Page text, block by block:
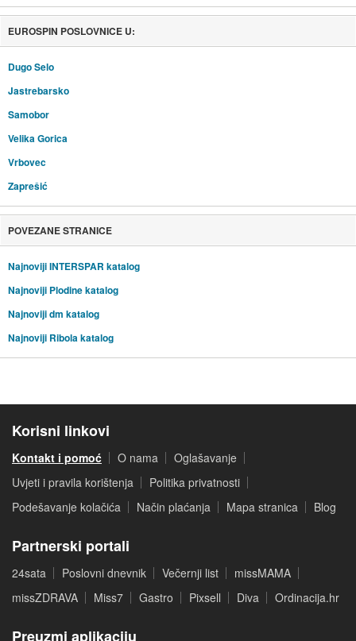
EUROSPIN POSLOVNICE U:
Dugo Selo
Jastrebarsko
Samobor
Velika Gorica
Vrbovec
Zaprešić
POVEZANE STRANICE
Najnoviji INTERSPAR katalog
Najnoviji Plodine katalog
Najnoviji dm katalog
Najnoviji Ribola katalog
Korisni linkovi
Kontakt i pomoć O nama
Oglašavanje
Uvjeti i pravila korištenja
Politika privatnosti
Podešavanje kolačića
Način plaćanja Mapa stranica Blog
Partnerski portali
24sata Poslovni dnevnik Večernji list
missMAMA
missZDRAVA
Miss7 Gastro Pixsell Diva Ordinacija.hr
Preuzmi aplikaciju